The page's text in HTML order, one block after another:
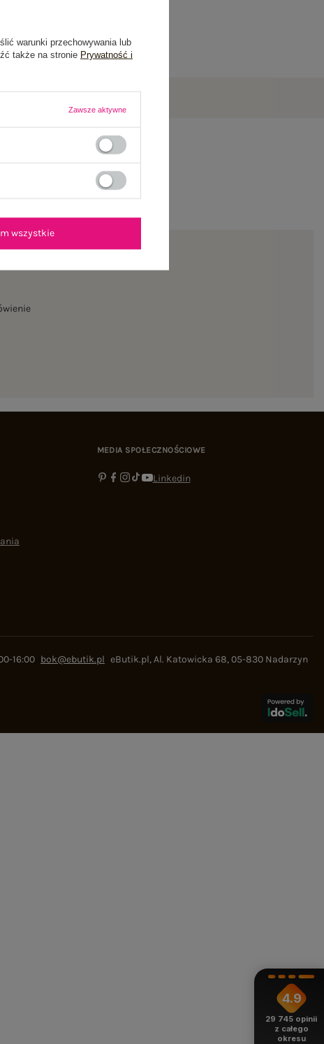
MEDIA SPOŁECZNOŚCIOWE
Linkedin
16:00 bok@ebutik.pl eButik.pl,Al. Katowicka 68,05-830 Nadarzyn
4.9
29 745 opinii
z całego
okresu
warunki przechowywania lub
także na stronie Prywatność i
Zawsze aktywne
wszystkie